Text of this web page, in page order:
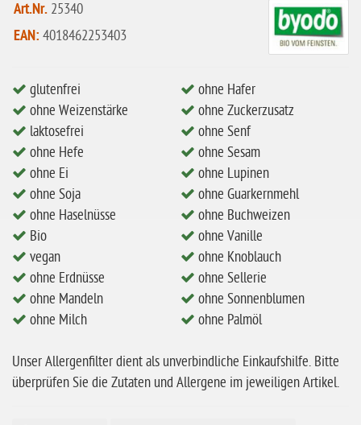
eiweißarm / PKU
ohne Mandeln
ohne Milch
ohne Hafer
ohne Zuckerzusatz
ohne Reis
ohne Mais
ohne Senf
ohne Sesam
ohne Guarkernmehl
Art.Nr. 25340
EAN: 4018462253403
glutenfrei
ohne Weizenstärke
laktosefrei
ohne Hefe
ohne Ei
ohne Soja
ohne Haselnüsse
Bio
vegan
ohne Erdnüsse
ohne Mandeln
ohne Milch
ohne Hafer
ohne Zuckerzusatz
ohne Senf
ohne Sesam
ohne Lupinen
ohne Guarkernmehl
ohne Buchweizen
ohne Vanille
ohne Knoblauch
ohne Sellerie
ohne Sonnenblumen
ohne Palmöl
Unser Allergenfilter dient als unverbindliche Einkaufshilfe. Bitte
überprüfen Sie die Zutaten und Allergene im jeweiligen Artikel.